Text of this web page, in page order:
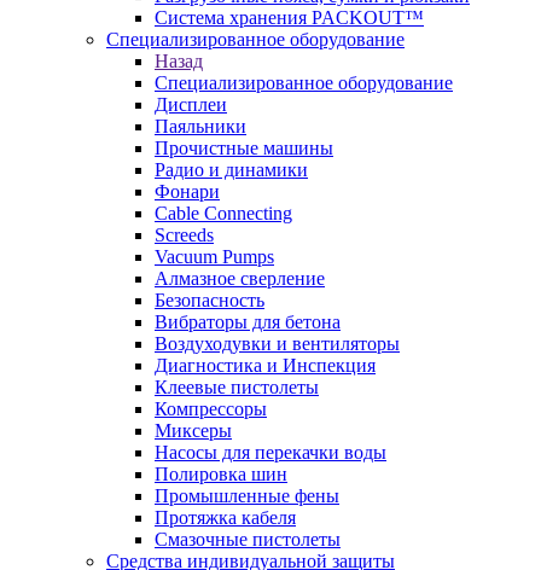
Система хранения PACKOUT™
Специализированное оборудование
Назад
Специализированное оборудование
Дисплеи
Паяльники
Прочистные машины
Радио и динамики
Фонари
Cable Connecting
Screeds
Vacuum Pumps
Алмазное сверление
Безопасность
Вибраторы для бетона
Воздуходувки и вентиляторы
Диагностика и Инспекция
Клеевые пистолеты
Компрессоры
Миксеры
Насосы для перекачки воды
Полировка шин
Промышленные фены
Протяжка кабеля
Смазочные пистолеты
Средства индивидуальной защиты